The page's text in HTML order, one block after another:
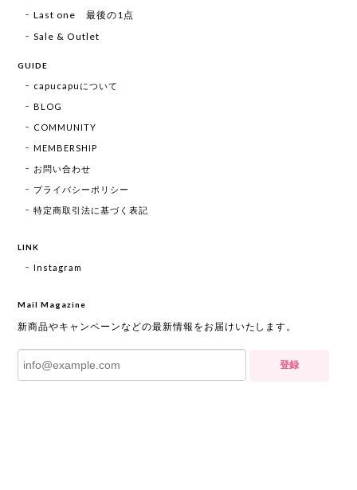
Last one 最後の1点
Sale & Outlet
GUIDE
capucapuについて
BLOG
COMMUNITY
MEMBERSHIP
お問い合わせ
プライバシーポリシー
特定商取引法に基づく表記
LINK
Instagram
Mail Magazine
新商品やキャンペーンなどの最新情報をお届けいたします。
登録